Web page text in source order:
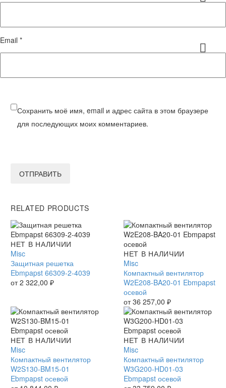
Email *
Сохранить моё имя, email и адрес сайта в этом браузере
для последующих моих комментариев.
ОТПРАВИТЬ
RELATED PRODUCTS
Защитная
решетка
Ebmpapst
66309-
2-
НЕТ В НАЛИЧИИ
Misc
Защитная решетка
Ebmpapst 66309-2-4039
от2 322,00 ₽
Компактный
вентилятор
W2E208-
BA20-
01
Ebmpapst
осевой
НЕТ В НАЛИЧИИ
Misc
Компактный вентилятор
W2E208-BA20-01 Ebmpapst
осевой
от36 257,00 ₽
Компактный
вентилятор
W2S130-
BM15-
01
НЕТ В НАЛИЧИИ
Misc
Компактный вентилятор
W2S130-BM15-01
Ebmpapst осевой
Компактный
вентилятор
W3G200-
HD01-
03
НЕТ В НАЛИЧИИ
Misc
Компактный вентилятор
W3G200-HD01-03
Ebmpapst осевой